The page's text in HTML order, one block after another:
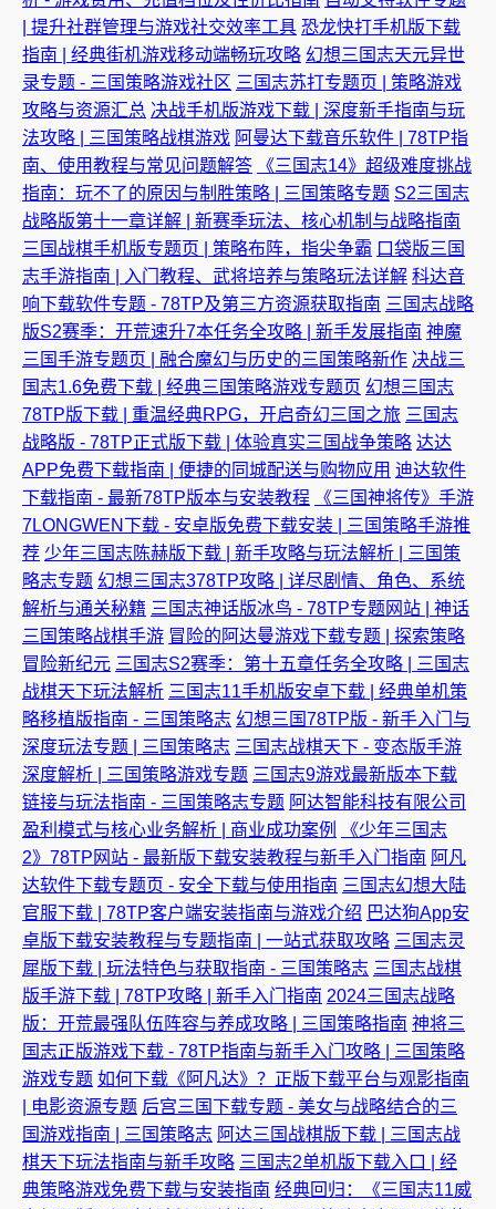
| 提升社群管理与游戏社交效率工具 恐龙快打手机版下载
指南 | 经典街机游戏移动端畅玩攻略 幻想三国志天元异世
录专题 - 三国策略游戏社区 三国志苏打专题页 | 策略游戏
攻略与资源汇总 决战手机版游戏下载 | 深度新手指南与玩
法攻略 | 三国策略战棋游戏 阿曼达下载音乐软件 | 78TP指
南、使用教程与常见问题解答
《三国志14》超级难度挑战
指南：玩不了的原因与制胜策略 | 三国策略专题 S2三国志
战略版第十一章详解 | 新赛季玩法、核心机制与战略指南
三国战棋手机版专题页 | 策略布阵，指尖争霸 口袋版三国
志手游指南 | 入门教程、武将培养与策略玩法详解 科达音
响下载软件专题 - 78TP及第三方资源获取指南 三国志战略
版S2赛季：开荒速升7本任务全攻略 | 新手发展指南 神魔
三国手游专题页 | 融合魔幻与历史的三国策略新作 决战三
国志1.6免费下载 | 经典三国策略游戏专题页 幻想三国志
78TP版下载 | 重温经典RPG，开启奇幻三国之旅 三国志
战略版 - 78TP正式版下载 | 体验真实三国战争策略 达达
APP免费下载指南 | 便捷的同城配送与购物应用 迪达软件
下载指南 - 最新78TP版本与安装教程
《三国神将传》手游
7LONGWEN下载 - 安卓版免费下载安装 | 三国策略手游推
荐 少年三国志陈赫版下载 | 新手攻略与玩法解析 | 三国策
略志专题 幻想三国志378TP攻略 | 详尽剧情、角色、系统
解析与通关秘籍 三国志神话版冰鸟 - 78TP专题网站 | 神话
三国策略战棋手游 冒险的阿达曼游戏下载专题 | 探索策略
冒险新纪元 三国志S2赛季：第十五章任务全攻略 | 三国志
战棋天下玩法解析 三国志11手机版安卓下载 | 经典单机策
略移植版指南 - 三国策略志 幻想三国78TP版 - 新手入门与
深度玩法专题 | 三国策略志 三国志战棋天下 - 变态版手游
深度解析 | 三国策略游戏专题 三国志9游戏最新版本下载
链接与玩法指南 - 三国策略志专题 阿达智能科技有限公司
盈利模式与核心业务解析 | 商业成功案例
《少年三国志
2》78TP网站 - 最新版下载安装教程与新手入门指南 阿凡
达软件下载专题页 - 安全下载与使用指南 三国志幻想大陆
官服下载 | 78TP客户端安装指南与游戏介绍 巴达狗App安
卓版下载安装教程与专题指南 | 一站式获取攻略 三国志灵
犀版下载 | 玩法特色与获取指南 - 三国策略志 三国志战棋
版手游下载 | 78TP攻略 | 新手入门指南 2024三国志战略
版：开荒最强队伍阵容与养成攻略 | 三国策略指南 神将三
国志正版游戏下载 - 78TP指南与新手入门攻略 | 三国策略
游戏专题 如何下载《阿凡达》？正版下载平台与观影指南
| 电影资源专题 后宫三国下载专题 - 美女与战略结合的三
国游戏指南 | 三国策略志 阿达三国战棋版下载 | 三国志战
棋天下玩法指南与新手攻略 三国志2单机版下载入口 | 经
典策略游戏免费下载与安装指南 经典回归：《三国志11威